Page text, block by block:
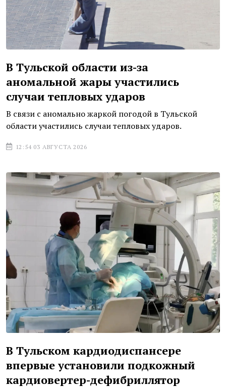
В Тульской области из-за
аномальной жары участились
случаи тепловых ударов
В связи с аномально жаркой погодой в Тульской
области участились случаи тепловых ударов.
12:54 03 АВГУСТА 2026
В Тульском кардиодиспансере
впервые установили подкожный
кардиовертер-дефибриллятор